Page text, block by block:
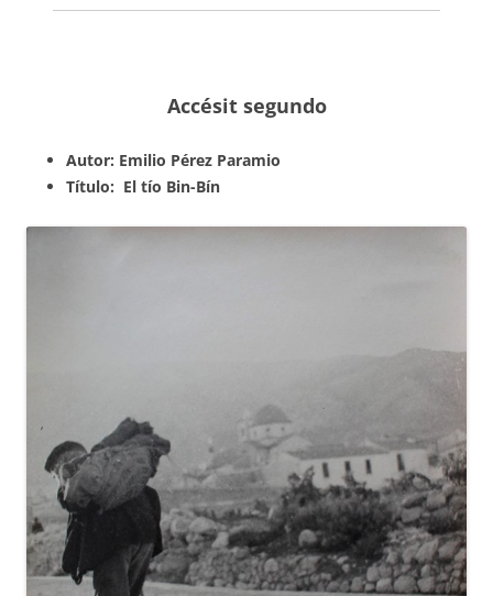
Accésit segundo
Autor: Emilio Pérez Paramio
Título: El tío Bin-Bín